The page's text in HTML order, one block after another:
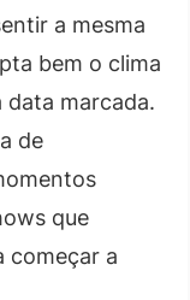
a mesma
bem o clima
data marcada.
de
que
começar a